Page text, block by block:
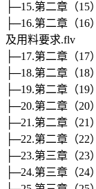
├─15.第二章（
├─16.第二章（
及用料要求.flv
├─17.第二章（17
├─18.第二章（
├─19.第二章（
├─20.第二章（
├─21.第二章（
├─22.第二章（
├─23.第三章（
├─24.第三章（